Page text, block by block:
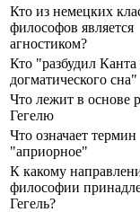
Кто из немецких
философов является
агностиком?
Кто "разбудил Канта
догматического сна"
Что лежит в основе
Гегелю
Что означает термин
"априорное"
К какому
философии
Гегель?